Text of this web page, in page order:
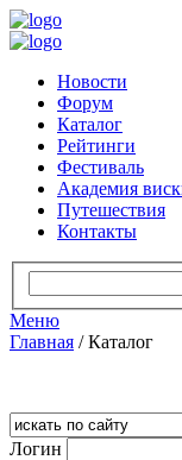
Новости
Форум
Каталог
Рейтинги
Фестиваль
Академия
Путешествия
Контакты
Меню
Главная /Каталог
Логин